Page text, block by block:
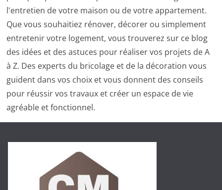
l'entretien de votre maison ou de votre appartement.
Que vous souhaitiez rénover, décorer ou simplement
entretenir votre logement, vous trouverez sur ce blog
des idées et des astuces pour réaliser vos projets de A
à Z. Des experts du bricolage et de la décoration vous
guident dans vos choix et vous donnent des conseils
pour réussir vos travaux et créer un espace de vie
agréable et fonctionnel.